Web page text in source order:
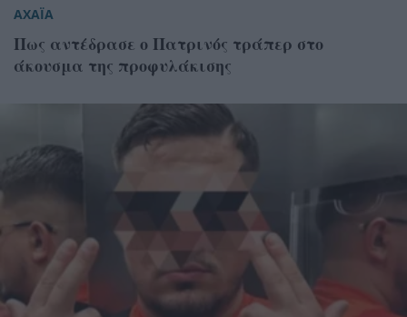
ΑΧΑΪΑ
Πως αντέδρασε ο Πατρινός τράπερ στο
άκουσμα της προφυλάκισης